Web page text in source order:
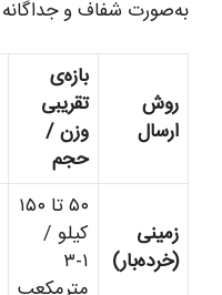
به‌صورت شفاف و
روش
ارسال
بازه‌ی
تقریبی
وزن /
حجم
زمینی
(خرده‌بار)
۵۰ تا ۱۵۰
کیلو /
۱-۳